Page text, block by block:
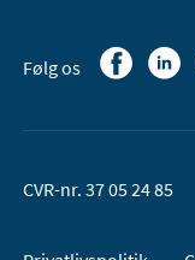
Følg os
CVR-nr. 37 05 24 85